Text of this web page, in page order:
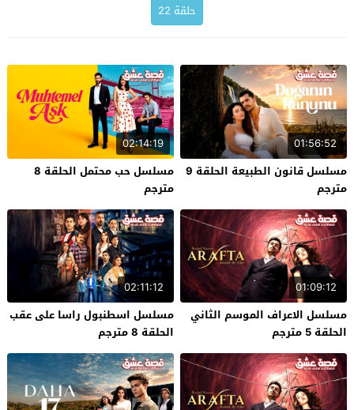
حلقة 22
01:56:52
مسلسل قانون الطبيعة الحلقة 9
مترجم
02:14:19
مسلسل حب محتمل الحلقة 8
مترجم
01:09:12
مسلسل الاعراف الموسم الثاني
الحلقة 5 مترجم
02:11:12
مسلسل اسطنبول راسا على عقب
الحلقة 8 مترجم